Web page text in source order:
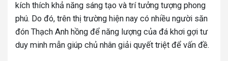
kích thích khả năng sáng tạo và trí tưởng tượng phong
phú. Do đó, trên thị trường hiện nay có nhiều người săn
đón Thạch Anh hồng để năng lượng của đá khơi gợi tư
duy minh mẫn giúp chủ nhân giải quyết triệt để vấn đề.